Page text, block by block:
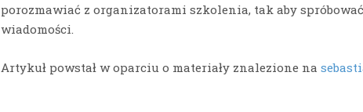
porozmawiać z organizatorami szkolenia, tak aby
wiadomości.
Artykuł powstał w oparciu o materiały znalezione na